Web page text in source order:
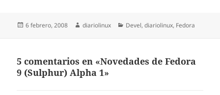
Publicado
6 febrero, 2008 Autor
diariolinux Categorías
Devel,diariolinux, Fedora
5 comentarios en «Novedades de Fedora
9 (Sulphur) Alpha 1»